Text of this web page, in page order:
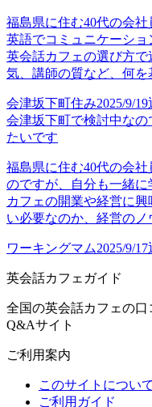
福島県に住む40代の会社
英語でコミュニケーショ
英会話カフェの選び方
気、講師の質など、何を
会津坂下町住み2025/9/19
会津坂下町で検討中な
たいです
福島県に住む40代の会
のですが、自分も一緒
カフェの開業や経営に
い必要なのか、経営のノ
ワーキングマム2025/9/17
英会話カフェガイド
全国の英会話カフェの
Q&Aサイト
ご利用案内
このサイトについて
ご利用ガイド